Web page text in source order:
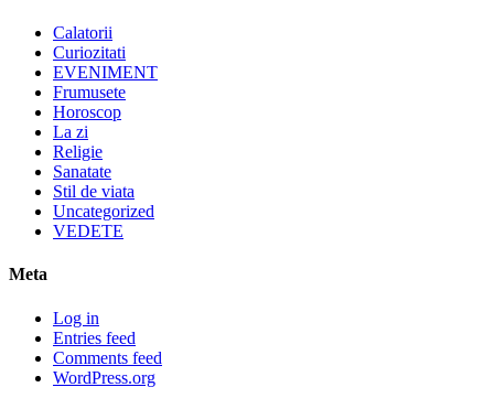
Calatorii
Curiozitati
EVENIMENT
Frumusete
Horoscop
La zi
Religie
Sanatate
Stil de viata
Uncategorized
VEDETE
Meta
Log in
Entries feed
Comments feed
WordPress.org